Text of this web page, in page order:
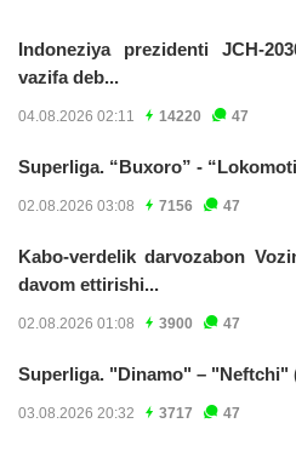
Indoneziya prezidenti JCH-
vazifa deb...
04.08.2026 02:11 14220 47
Superliga. “Buxoro” -
02.08.2026 03:08 7156 47
Kabo-verdelik darvozabon
davom ettirishi...
02.08.2026 01:08 3900 47
Superliga. "Dinamo" – "Neftchi"
03.08.2026 20:32 3717 47